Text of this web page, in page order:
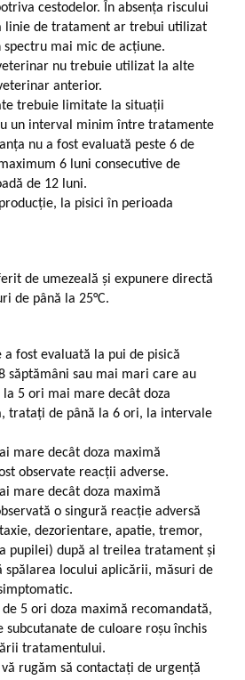
cestodelor. În absența riscului
linie de tratament ar trebui utilizat
mai mic de acțiune.
nu trebuie utilizat la alte
anterior.
trebuie limitate la situații
un interval minim între tratamente
nu a fost evaluată peste 6 de
6 luni consecutive de
de 12 luni.
la pisici în perioada
de umezeală și expunere directă
de până la 25°C.
fost evaluată la pui de pisică
săptămâni sau mai mari care au
5 ori mai mare decât doza
trataţi de până la 6 ori, la intervale
mare decât doza maximă
observate reacții adverse.
mare decât doza maximă
o singură reacție adversă
dezorientare, apatie, tremor,
pupilei) după al treilea tratament și
spălarea locului aplicării, măsuri de
5 ori doza maximă recomandată,
subcutanate de culoare roșu închis
tratamentului.
vă rugăm să contactați de urgență